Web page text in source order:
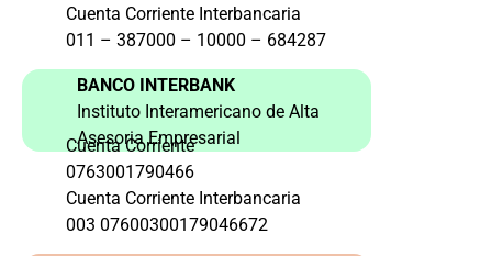
Cuenta Corriente Interbancaria
011 – 387000 – 10000 – 684287
BANCO INTERBANK
Instituto Interamericano de Alta
Asesoria Empresarial
Cuenta Corriente
0763001790466
Cuenta Corriente Interbancaria
003 07600300179046672